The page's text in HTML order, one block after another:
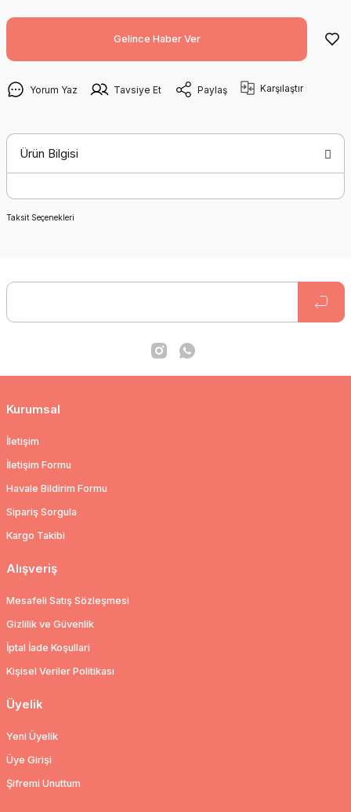
Gelince Haber Ver
Yorum Yaz Tavsiye Et Paylaş Karşılaştır
Ürün Bilgisi
Taksit Seçenekleri
Kurumsal
İletişim
İletişim Formu
Havale Bildirim Formu
Sipariş Sorgula
Kargo Takibi
Alışveriş
Mesafeli Satış Sözleşmesi
Gizlilik ve Güvenlik
İptal İade Koşullari
Kişisel Veriler Politikası
Üyelik
Yeni Üyelik
Üye Girişi
Şifremi Unuttum